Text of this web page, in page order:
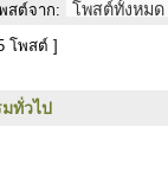
สต์จาก:
โพสต์ ]
ทั่วไป